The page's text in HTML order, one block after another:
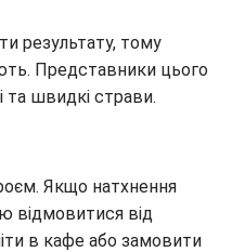
результату, тому
Представники цього
та швидкі страви.
Якщо натхнення
відмовитися від
в кафе або замовити